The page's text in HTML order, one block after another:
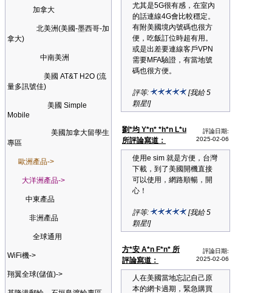
加拿大
北美洲(美國-墨西哥-加
拿大)
中南美洲
美國 AT&T H2O (流
量多訊號佳)
美國 Simple
Mobile
美國加拿大留學生
專區
歐洲產品->
大洋洲產品->
中東產品
非洲產品
全球通用
WiFi機->
翔翼全球(儲值)->
尤其是5G很有感，在室內
的話連線4G會比較穩定。
有附美國境內號碼也很方
便，吃飯訂位時超有用。
或是出差要連線客戶VPN
需要MFA驗證，有當地號
碼也很方便。
評等:
[我給 5
顆星!]
劉*均 Y*n* *h*n L*u
所評論寫道：
評論日期:
2025-02-06
使用e sim 就是方便，台灣
下載，到了美國開機直接
可以使用，網路順暢，開
心！
評等:
[我給 5
顆星!]
方*安 A*n F*n* 所
評論寫道：
評論日期:
2025-02-06
人在美國當地忘記自己原
本的網卡過期，緊急購買